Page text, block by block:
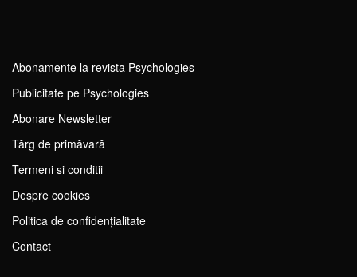
Abonamente la revista Psychologies
Publicitate pe Psychologies
Abonare Newsletter
Tărg de primăvară
Termeni si conditii
Despre cookies
Politica de confidențialitate
Contact